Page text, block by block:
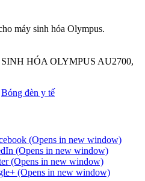
máy sinh hóa Olympus.
HÓA OLYMPUS AU2700,
Bóng đèn y tế
(Opens in new window)
(Opens in new window)
(Opens in new window)
(Opens in new window)